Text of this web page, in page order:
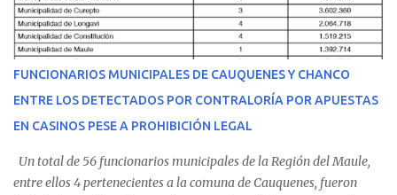
estudiante de medicina de 25 años, se agravó y pese a los esfuerzos
del personal de emergencia terminó falleciendo, sin alcanzar a
recibir atención especializada en el centro de destino. Apenas se
conoció la gravedad de su condición, sus padres —residentes en
Villarrica— se trasladaron a Cauquenes con la esperanza de una
evolución favorable. No obstante, alrededo...
FUNCIONARIOS MUNICIPALES DE CAUQUENES Y CHANCO
ENTRE LOS DETECTADOS POR CONTRALORÍA POR APUESTAS
EN CASINOS PESE A PROHIBICIÓN LEGAL
Un total de 56 funcionarios municipales de la Región del Maule,
entre ellos 4 pertenecientes a la comuna de Cauquenes, fueron